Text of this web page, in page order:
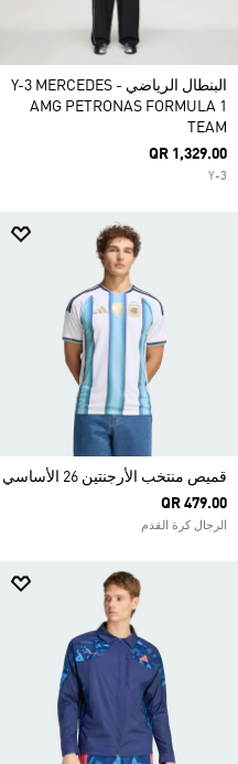
البنطال الرياضي Y-3 MERCEDES -
AMG PETRONAS FORMULA 1
TEAM
QR 1,329.00
Y-3
قميص منتخب الأرجنتين 26 الأساسي
QR 479.00
الرجال كرة القدم